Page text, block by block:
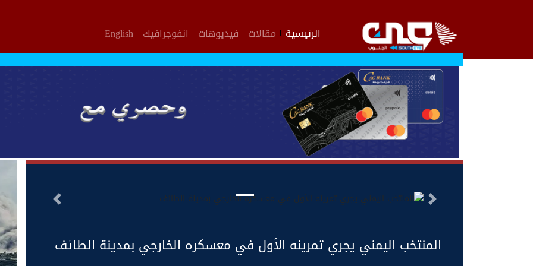
الرئيسية مقالات فيديوهات انفوجرافيك English
التالى السابق
المنتخب اليمني يجري تمرينه الأول في معسكره الخارجي بمدينة الطائف